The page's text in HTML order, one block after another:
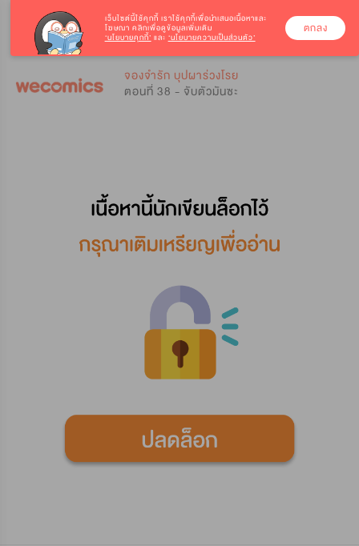
จองจำรัก บุปผาร่วงโรย
ตอนที่ 38 - จับตัวมันซะ
เว็บไซต์นี้ใช้คุกกี้ เราใช้คุกกี้เพื่อนำเสนอเนื้อหาและ
โฆษณา คลิกเพื่อดูข้อมูลเพิ่มเติม
‘นโยบายคุกกี้’ และ ‘นโยบายความเป็นส่วนตัว’
ตกลง